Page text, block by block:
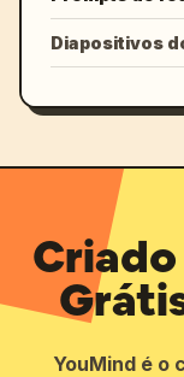
Diapositivos
YouMind é o